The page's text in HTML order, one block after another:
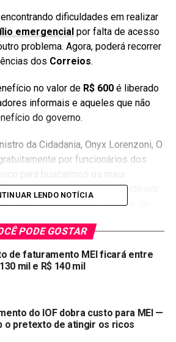
dificuldades em realizar
emergencialpor falta de acesso
problema. Agora, poderá recorrer
dos Correios.
no valor deR$ 600é liberado
informais e aqueles que não
do governo.
da Cidadania, Onyx Lorenzoni, O
por funcionários dos
fazer o cadastramento assistido por
O funcionário irá cuidar de
presidente Bolsonaronos
brasileiro vai ficar para trás”,
medidas de proteção para evitar o
coronavírus
, com controle do fluxo de
LENDO NOTÍCIA
PODE GOSTAR
de faturamento MEI ficará entre
mil e R$ 140 mil
do IOF dobra custo para MEI —
o pretexto de atingir os ricos